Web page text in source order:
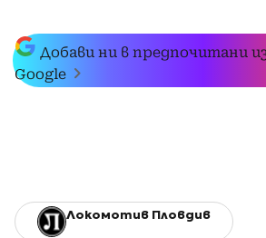
Добави ни в предпочитани
Google
Локомотив Пловдив